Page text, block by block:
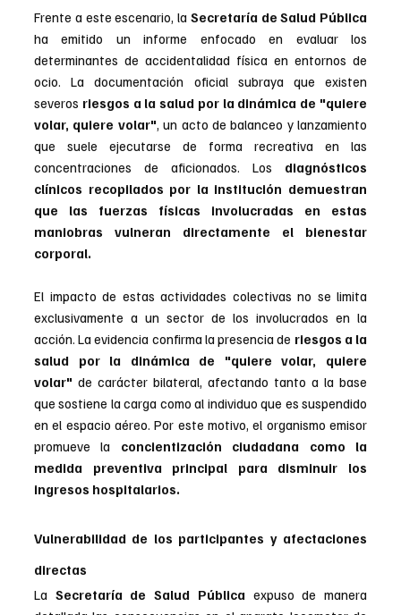
Frente a este escenario, la Secretaría de Salud Pública
ha emitido un informe enfocado en evaluar los
determinantes de accidentalidad física en entornos de
ocio. La documentación oficial subraya que existen
severos riesgos a la salud por la dinámica de "quiere
volar, quiere volar", un acto de balanceo y lanzamiento
que suele ejecutarse de forma recreativa en las
concentraciones de aficionados. Los diagnósticos
clínicos recopilados por la institución demuestran
que las fuerzas físicas involucradas en estas
maniobras vulneran directamente el bienestar
corporal.
El impacto de estas actividades colectivas no se limita
exclusivamente a un sector de los involucrados en la
acción. La evidencia confirma la presencia de riesgos a la
salud por la dinámica de "quiere volar, quiere
volar" de carácter bilateral, afectando tanto a la base
que sostiene la carga como al individuo que es suspendido
en el espacio aéreo. Por este motivo, el organismo emisor
promueve la concientización ciudadana como la
medida preventiva principal para disminuir los
ingresos hospitalarios.
Vulnerabilidad de los participantes y afectaciones
directas
La Secretaría de Salud Pública expuso de manera